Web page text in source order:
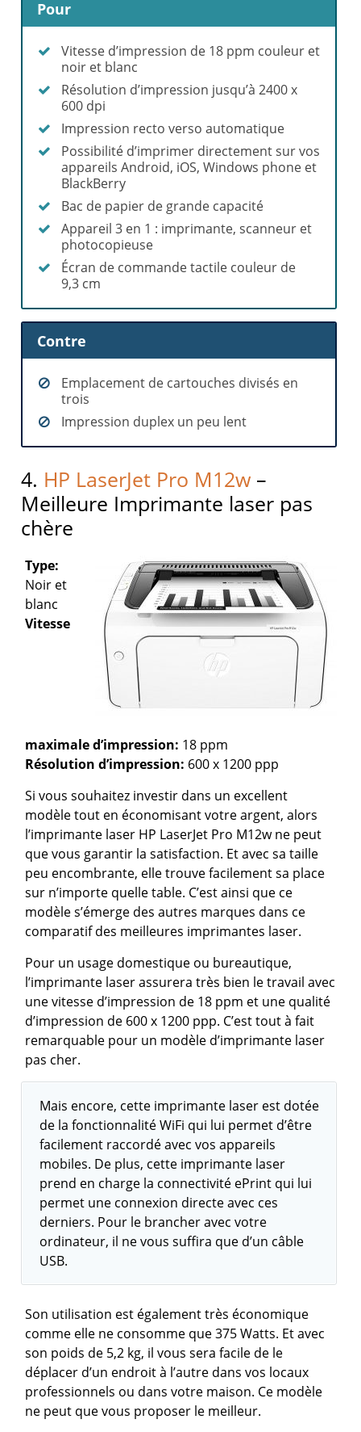
Pour
Vitesse d’impression de 18 ppm couleur et
noir et blanc
Résolution d’impression jusqu’à 2400 x
600 dpi
Impression recto verso automatique
Possibilité d’imprimer directement sur vos
appareils Android, iOS, Windows phone et
BlackBerry
Bac de papier de grande capacité
Appareil 3 en 1 : imprimante, scanneur et
photocopieuse
Écran de commande tactile couleur de
9,3 cm
Contre
Emplacement de cartouches divisés en
trois
Impression duplex un peu lent
4. HP LaserJet Pro M12w –
Meilleure Imprimante laser pas
chère
Type:
Noir et
blanc
Vitesse
maximale d’impression: 18 ppm
Résolution d’impression: 600 x 1200 ppp
Si vous souhaitez investir dans un excellent
modèle tout en économisant votre argent, alors
l’imprimante laser HP LaserJet Pro M12w ne peut
que vous garantir la satisfaction. Et avec sa taille
peu encombrante, elle trouve facilement sa place
sur n’importe quelle table. C’est ainsi que ce
modèle s’émerge des autres marques dans ce
comparatif des meilleures imprimantes laser.
Pour un usage domestique ou bureautique,
l’imprimante laser assurera très bien le travail avec
une vitesse d’impression de 18 ppm et une qualité
d’impression de 600 x 1200 ppp. C’est tout à fait
remarquable pour un modèle d’imprimante laser
pas cher.
Mais encore, cette imprimante laser est dotée
de la fonctionnalité WiFi qui lui permet d’être
facilement raccordé avec vos appareils
mobiles. De plus, cette imprimante laser
prend en charge la connectivité ePrint qui lui
permet une connexion directe avec ces
derniers. Pour le brancher avec votre
ordinateur, il ne vous suffira que d’un câble
USB.
Son utilisation est également très économique
comme elle ne consomme que 375 Watts. Et avec
son poids de 5,2 kg, il vous sera facile de le
déplacer d’un endroit à l’autre dans vos locaux
professionnels ou dans votre maison. Ce modèle
ne peut que vous proposer le meilleur.